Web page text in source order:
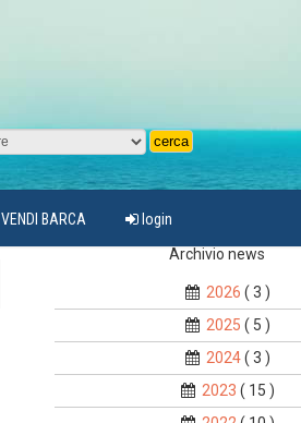
VENDI BARCA login
Archivio news
2026 ( 3 )
2025 ( 5 )
2024 ( 3 )
2023 ( 15 )